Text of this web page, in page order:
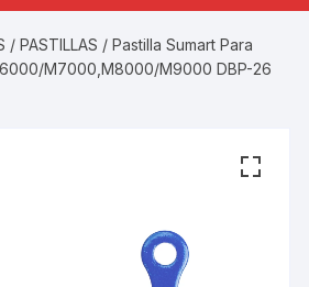
/PASTILLAS / Pastilla Sumart Para
M7000,M8000/M9000 DBP-26